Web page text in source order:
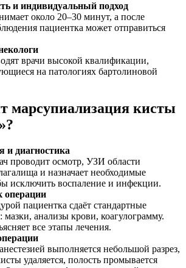
и индивидуальный подход
около 20–30 минут, а после
пациентка может отправиться
врачи высокой квалификации,
на патологиях бартолиновой
марсупиализация кисты
и диагностика
проводит осмотр, УЗИ области
и назначает необходимые
исключить воспаление и инфекции.
операции
пациентка сдаёт стандартные
мазки, анализы крови, коагулограмму.
все этапы лечения.
выполняется небольшой разрез,
удаляется, полость промывается